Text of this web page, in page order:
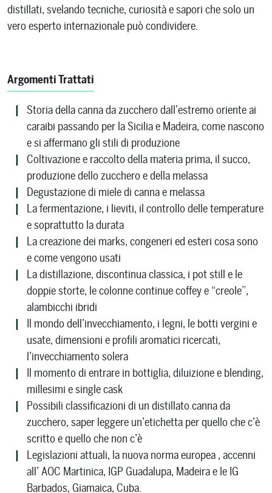
distillati, svelando tecniche, curiosità e sapori che solo un
vero esperto internazionale può condividere.
Argomenti Trattati
Storia della canna da zucchero dall’estremo oriente ai
caraibi passando per la Sicilia e Madeira, come nascono
e si affermano gli stili di produzione
Coltivazione e raccolto della materia prima, il succo,
produzione dello zucchero e della melassa
Degustazione di miele di canna e melassa
La fermentazione, i lieviti, il controllo delle temperature
e soprattutto la durata
La creazione dei marks, congeneri ed esteri cosa sono
e come vengono usati
La distillazione, discontinua classica, i pot still e le
doppie storte, le colonne continue coffey e “creole”,
alambicchi ibridi
Il mondo dell’invecchiamento, i legni, le botti vergini e
usate, dimensioni e profili aromatici ricercati,
l’invecchiamento solera
Il momento di entrare in bottiglia, diluizione e blending,
millesimi e single cask
Possibili classificazioni di un distillato canna da
zucchero, saper leggere un’etichetta per quello che c’è
scritto e quello che non c’è
Legislazioni attuali, la nuova norma europea , accenni
all’ AOC Martinica, IGP Guadalupa, Madeira e le IG
Barbados, Giamaica, Cuba.